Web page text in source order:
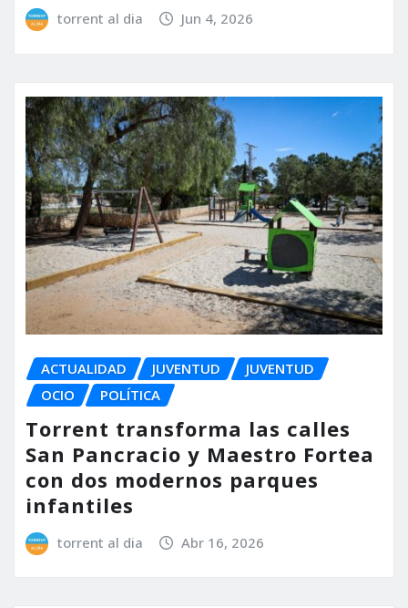
torrent al dia Jun 4, 2026
ACTUALIDAD JUVENTUD
JUVENTUD
OCIO
POLÍTICA
Torrent transforma las calles
San Pancracio y Maestro Fortea
con dos modernos parques
infantiles
torrent al dia Abr 16, 2026